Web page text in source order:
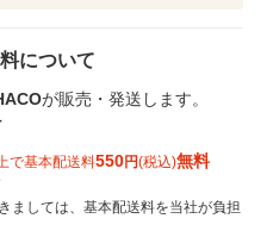
について
が販売・発送します。
で基本配送料550円(税込)無料
ましては、基本配送料を当社が負担